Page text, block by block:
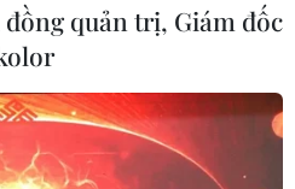
quản trị, Giám đốc